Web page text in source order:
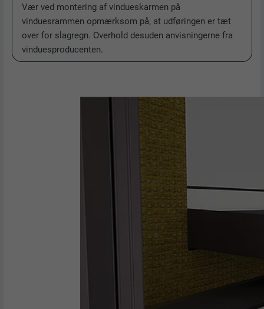
Vær ved montering af vindueskarmen på
vinduesrammen opmærksom på, at udføringen er tæt
over for slagregn. Overhold desuden anvisningerne fra
vinduesproducenten.